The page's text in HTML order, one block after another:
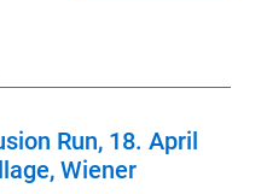
Run, 18. April
Wiener